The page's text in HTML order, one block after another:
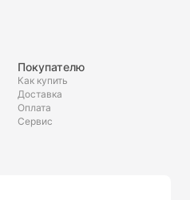
Покупателю
Как купить
Доставка
Оплата
Сервис